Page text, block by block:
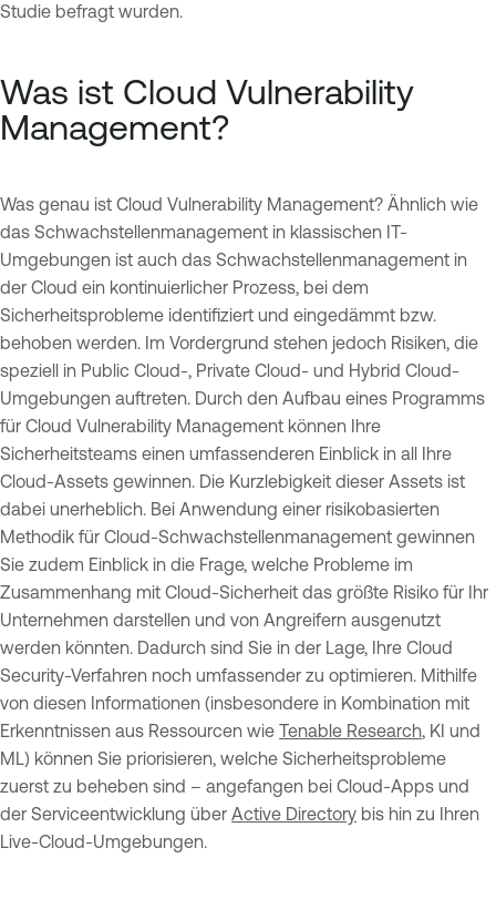
Studie befragt wurden.
Was ist Cloud Vulnerability
Management?
Was genau ist Cloud Vulnerability Management? Ähnlich wie
das Schwachstellenmanagement in klassischen IT-
Umgebungen ist auch das Schwachstellenmanagement in
der Cloud ein kontinuierlicher Prozess, bei dem
Sicherheitsprobleme identifiziert und eingedämmt bzw.
behoben werden. Im Vordergrund stehen jedoch Risiken, die
speziell in Public Cloud-, Private Cloud- und Hybrid Cloud-
Umgebungen auftreten. Durch den Aufbau eines Programms
für Cloud Vulnerability Management können Ihre
Sicherheitsteams einen umfassenderen Einblick in all Ihre
Cloud-Assets gewinnen. Die Kurzlebigkeit dieser Assets ist
dabei unerheblich. Bei Anwendung einer risikobasierten
Methodik für Cloud-Schwachstellenmanagement gewinnen
Sie zudem Einblick in die Frage, welche Probleme im
Zusammenhang mit Cloud-Sicherheit das größte Risiko für Ihr
Unternehmen darstellen und von Angreifern ausgenutzt
werden könnten. Dadurch sind Sie in der Lage, Ihre Cloud
Security-Verfahren noch umfassender zu optimieren. Mithilfe
von diesen Informationen (insbesondere in Kombination mit
Erkenntnissen aus Ressourcen wie Tenable Research, KI und
ML) können Sie priorisieren, welche Sicherheitsprobleme
zuerst zu beheben sind – angefangen bei Cloud-Apps und
der Serviceentwicklung über Active Directory bis hin zu Ihren
Live-Cloud-Umgebungen.